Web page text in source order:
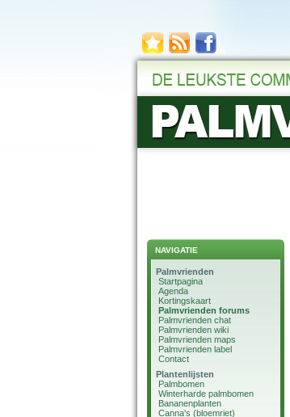
NAVIGATIE
Palmvrienden
Startpagina
Agenda
Kortingskaart
Palmvrienden forums
Palmvrienden chat
Palmvrienden wiki
Palmvrienden maps
Palmvrienden label
Contact
Plantenlijsten
Palmbomen
Winterharde palmbomen
Bananenplanten
Canna's (bloemriet)